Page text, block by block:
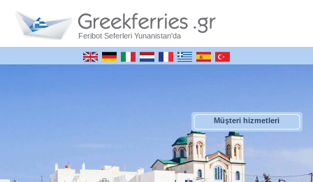
Feribot Seferleri Yunanistan'da
Müşteri hizmetleri